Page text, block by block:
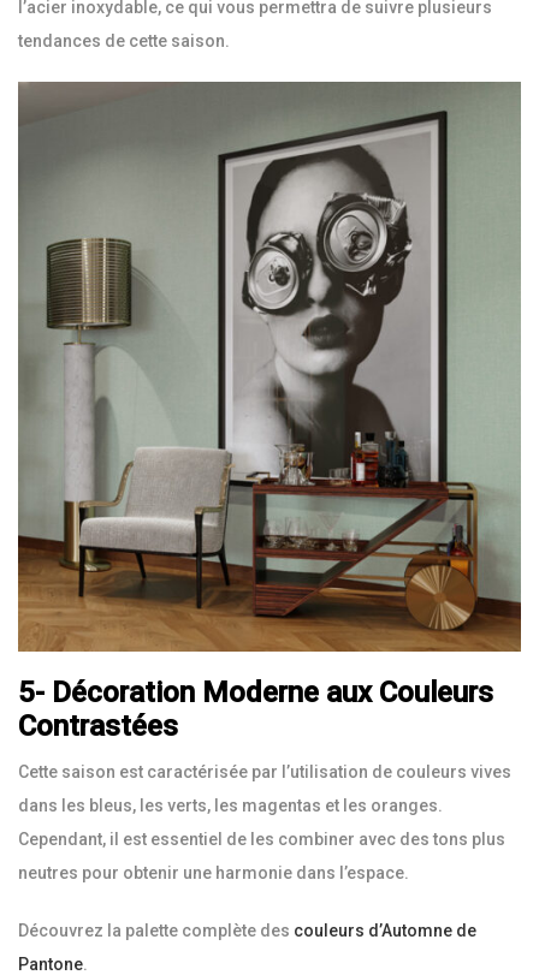
l’acier inoxydable, ce qui vous permettra de suivre plusieurs
tendances de cette saison.
5- Décoration Moderne aux Couleurs
Contrastées
Cette saison est caractérisée par l’utilisation de couleurs vives
dans les bleus, les verts, les magentas et les oranges.
Cependant, il est essentiel de les combiner avec des tons plus
neutres pour obtenir une harmonie dans l’espace.
Découvrez la palette complète des couleurs d’Automne de
Pantone.